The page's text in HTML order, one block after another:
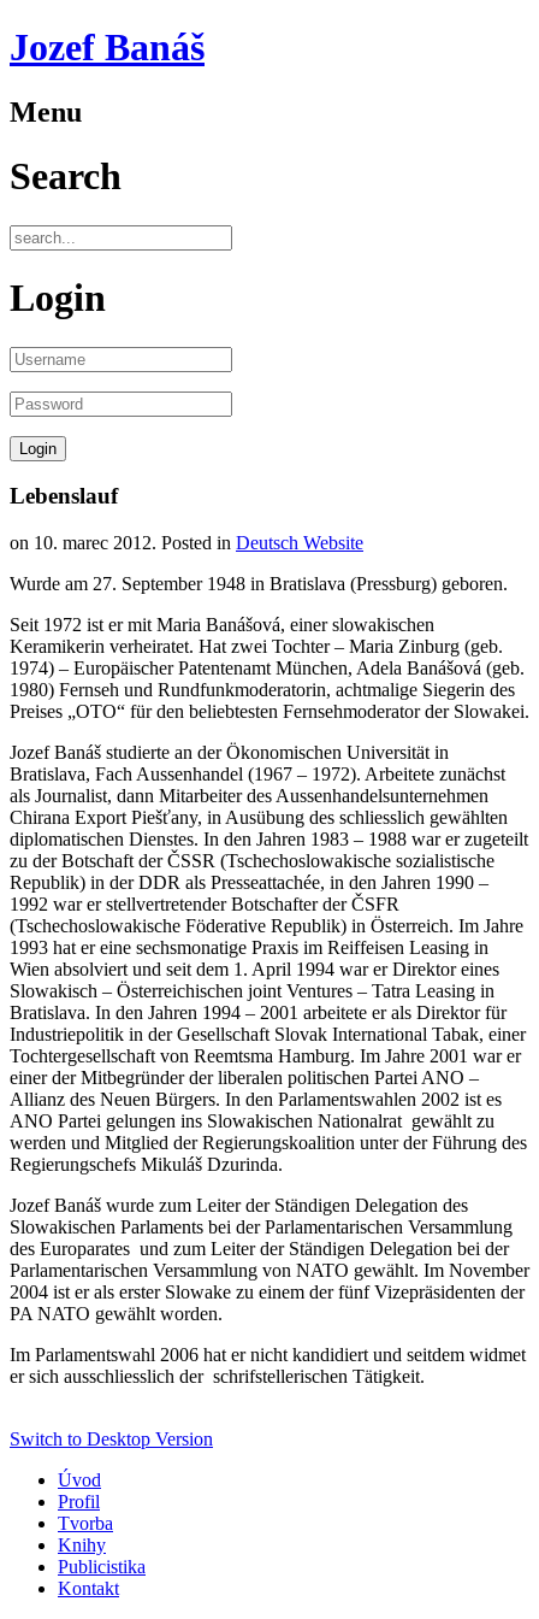
Jozef Banáš
Menu
Search
Login
Lebenslauf
on 10. marec 2012. Posted in Deutsch Website
Wurde am 27. September 1948 in Bratislava (Pressburg) geboren.
Seit 1972 ist er mit Maria Banášová, einer slowakischen
Keramikerin verheiratet. Hat zwei Tochter – Maria Zinburg (geb.
1974) – Europäischer Patentenamt München, Adela Banášová (geb.
1980) Fernseh und Rundfunkmoderatorin, achtmalige Siegerin des
Preises „OTO“ für den beliebtesten Fernsehmoderator der Slowakei.
Jozef Banáš studierte an der Ökonomischen Universität in
Bratislava, Fach Aussenhandel (1967 – 1972). Arbeitete zunächst
als Journalist, dann Mitarbeiter des Aussenhandelsunternehmen
Chirana Export Piešťany, in Ausübung des schliesslich gewählten
diplomatischen Dienstes. In den Jahren 1983 – 1988 war er zugeteilt
zu der Botschaft der ČSSR (Tschechoslowakische sozialistische
Republik) in der DDR als Presseattachée, in den Jahren 1990 –
1992 war er stellvertretender Botschafter der ČSFR
(Tschechoslowakische Föderative Republik) in Österreich. Im Jahre
1993 hat er eine sechsmonatige Praxis im Reiffeisen Leasing in
Wien absolviert und seit dem 1. April 1994 war er Direktor eines
Slowakisch – Österreichischen joint Ventures – Tatra Leasing in
Bratislava. In den Jahren 1994 – 2001 arbeitete er als Direktor für
Industriepolitik in der Gesellschaft Slovak International Tabak, einer
Tochtergesellschaft von Reemtsma Hamburg. Im Jahre 2001 war er
einer der Mitbegründer der liberalen politischen Partei ANO –
Allianz des Neuen Bürgers. In den Parlamentswahlen 2002 ist es
ANO Partei gelungen ins Slowakischen Nationalrat gewählt zu
werden und Mitglied der Regierungskoalition unter der Führung des
Regierungschefs Mikuláš Dzurinda.
Jozef Banáš wurde zum Leiter der Ständigen Delegation des
Slowakischen Parlaments bei der Parlamentarischen Versammlung
des Europarates und zum Leiter der Ständigen Delegation bei der
Parlamentarischen Versammlung von NATO gewählt. Im November
2004 ist er als erster Slowake zu einem der fünf Vizepräsidenten der
PA NATO gewählt worden.
Im Parlamentswahl 2006 hat er nicht kandidiert und seitdem widmet
er sich ausschliesslich der schrifstellerischen Tätigkeit.
Switch to Desktop Version
Úvod
Profil
Tvorba
Knihy
Publicistika
Kontakt